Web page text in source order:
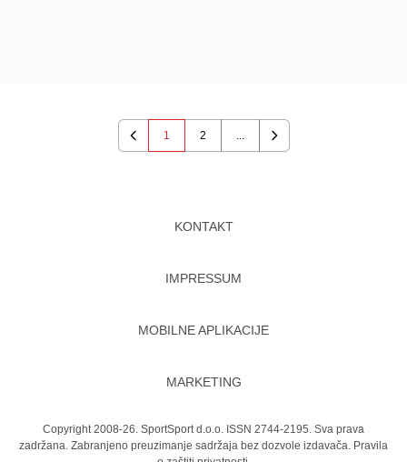
Previous
1 2 ...
Next
KONTAKT
IMPRESSUM
MOBILNE APLIKACIJE
MARKETING
Copyright 2008-26. SportSport d.o.o. ISSN 2744-2195. Sva prava
zadržana. Zabranjeno preuzimanje sadržaja bez dozvole izdavača. Pravila